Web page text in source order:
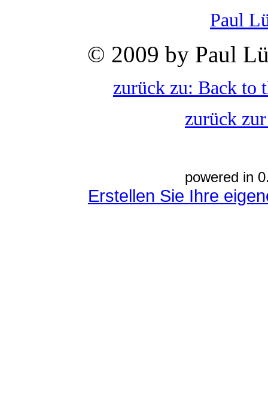
Paul
© 2009 by Paul
zurück zu: Back to
zurück
powered in
Erstellen Sie Ihre